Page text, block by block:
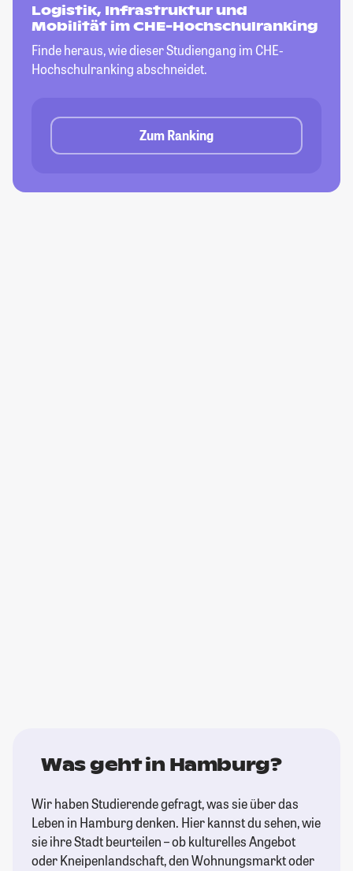
Logistik, Infrastruktur und
Mobilität im CHE-Hochschulranking
Finde heraus, wie dieser Studiengang im CHE-
Hochschulranking abschneidet.
Zum Ranking
Was geht in Hamburg?
Wir haben Studierende gefragt, was sie über das
Leben in Hamburg denken. Hier kannst du sehen, wie
sie ihre Stadt beurteilen – ob kulturelles Angebot
oder Kneipenlandschaft, den Wohnungsmarkt oder